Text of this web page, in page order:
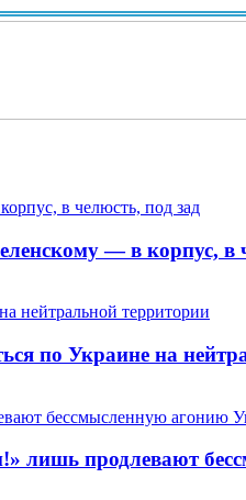
— в корпус, в
по Украине на
лишь продлевают